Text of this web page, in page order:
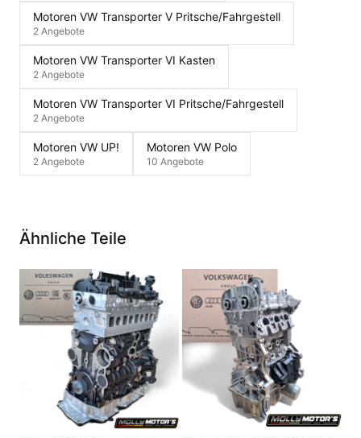
Motoren VW Transporter V Pritsche/Fahrgestell
2 Angebote
Motoren VW Transporter VI Kasten
2 Angebote
Motoren VW Transporter VI Pritsche/Fahrgestell
2 Angebote
Motoren VW UP!
2 Angebote
Motoren VW Polo
10 Angebote
Ähnliche Teile